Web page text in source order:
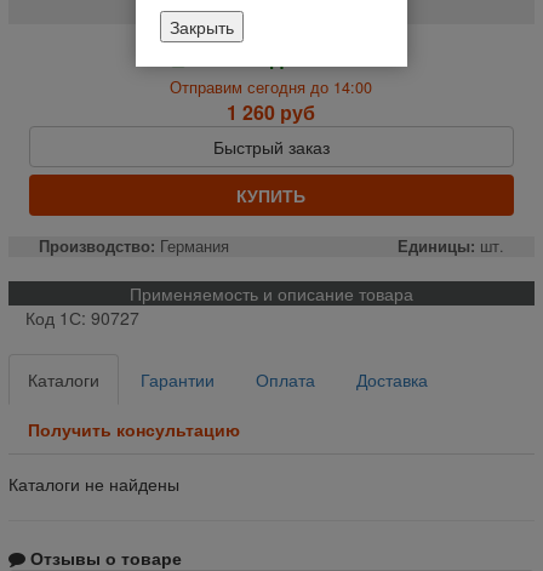
Отправим сегодня до 14:00
1 260 руб
Быстрый заказ
КУПИТЬ
Производство: Германия Единицы: шт.
Применяемость и описание товара
Код 1С: 90727
Каталоги Гарантии Оплата Доставка
Получить консультацию
Каталоги не найдены
Отзывы о товаре
Закрыть